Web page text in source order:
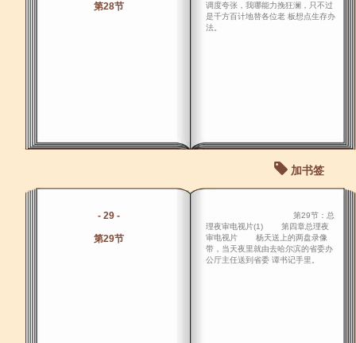
第28节
调度夸张，我哪能力挽狂澜，只不过
是千方百计地替各位老 板想点生存办
法。
加书签
- 29 -
第29节
第29节：总
理夜审电视片(1) 第四章总理夜
审电视片 杨天送上的两盘录像
带，当天夜里就由去哈尔滨的省委办
公厅主任送到省委 谭书记手里。